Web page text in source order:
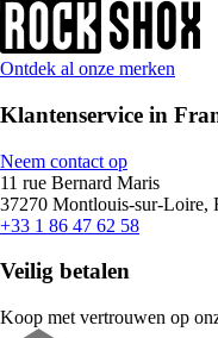
Ontdek al onze merken
Klantenservice in
Neem contact op
11 rue Bernard Maris
37270 Montlouis-sur-Loire,
+33 1 86 47 62 58
Veilig betalen
Koop met vertrouwen op